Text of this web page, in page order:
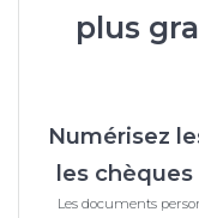
plus
Numérisez
les
Les documents